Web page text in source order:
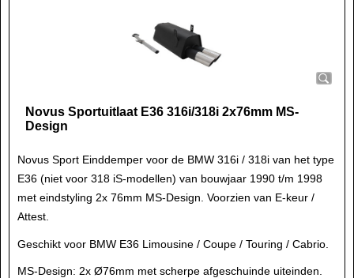
Novus Sportuitlaat E36 316i/318i 2x76mm MS-
Design
Novus Sport Einddemper voor de BMW 316i / 318i van het type
E36 (niet voor 318 iS-modellen) van bouwjaar 1990 t/m 1998
met eindstyling 2x 76mm MS-Design. Voorzien van E-keur /
Attest.
Geschikt voor BMW E36 Limousine / Coupe / Touring / Cabrio.
MS-Design: 2x Ø76mm met scherpe afgeschuinde uiteinden.